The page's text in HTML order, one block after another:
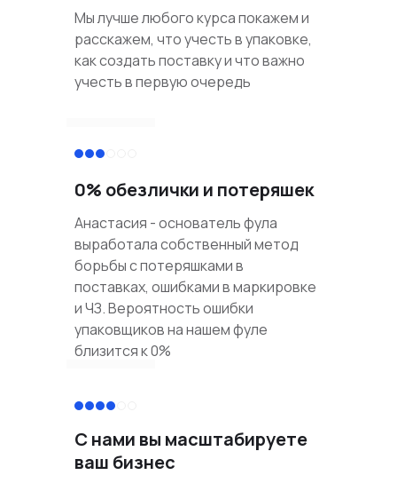
Мы лучше любого курса покажем и
расскажем, что учесть в упаковке,
как создать поставку и что важно
учесть в первую очередь
0% обезлички и потеряшек
Анастасия - основатель фула
выработала собственный метод
борьбы с потеряшками в
поставках, ошибками в маркировке
и ЧЗ. Вероятность ошибки
упаковщиков на нашем фуле
близится к 0%
С нами вы масштабируете
ваш бизнес